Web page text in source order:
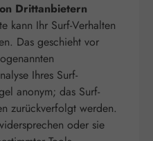
Drittanbietern
kann Ihr Surf-Verhalten
Das geschieht vor
Ihres Surf-
anonym; das Surf-
zurückverfolgt werden.
oder sie